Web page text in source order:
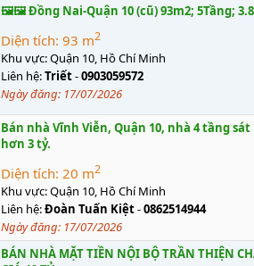
🖼️🖼️ Đồng Nai-Quận 10 (cũ) 93m2; 5Tầng;
Diện tích: 93 m2
Khu vực:Quận 10, Hồ Chí Minh
Liên hệ:Triết-0903059572
Ngày đăng: 17/07/2026
Bán nhà Vĩnh Viễn, Quận 10, nhà 4 tầng
hơn 3 tỷ.
Diện tích: 20 m2
Khu vực:Quận 10, Hồ Chí Minh
Liên hệ:Đoàn Tuấn Kiệt-0862514944
Ngày đăng: 17/07/2026
BÁN NHÀ MẶT TIỀN NỘI BỘ TRẦN THIỆN